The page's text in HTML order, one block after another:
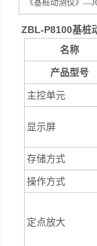
《基桩动测仪》
ZBL-P8100基桩
名称
产品型号
主控单元
显示屏
存储方式
操作方式
定点放大